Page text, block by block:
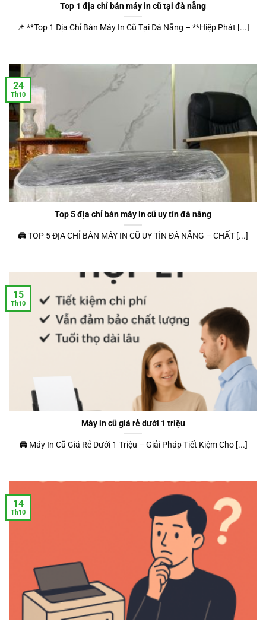
Top 1 địa chỉ bán máy in cũ tại đà nẵng
📌 **Top 1 Địa Chỉ Bán Máy In Cũ Tại Đà Nẵng – **Hiệp Phát [...]
Top 5 địa chỉ bán máy in cũ uy tín đà nẵng
🖨 TOP 5 ĐỊA CHỈ BÁN MÁY IN CŨ UY TÍN ĐÀ NẴNG – CHẤT [...]
24
Th10
Máy in cũ giá rẻ dưới 1 triệu
🖨️ Máy In Cũ Giá Rẻ Dưới 1 Triệu – Giải Pháp Tiết Kiệm Cho [...]
15
Th10
14
Th10